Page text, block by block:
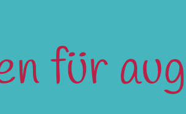
für